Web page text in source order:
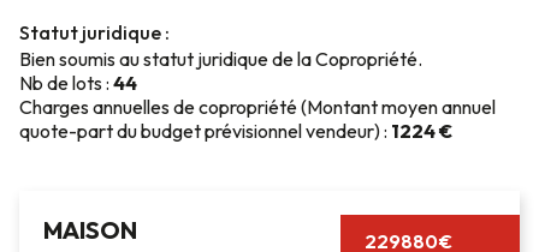
MAISON 229880€
Statut juridique :
Bien soumis au statut juridique de la Copropriété.
Nb de lots : 44
Charges annuelles de copropriété (Montant moyen annuel
quote-part du budget prévisionnel vendeur) : 1224 €